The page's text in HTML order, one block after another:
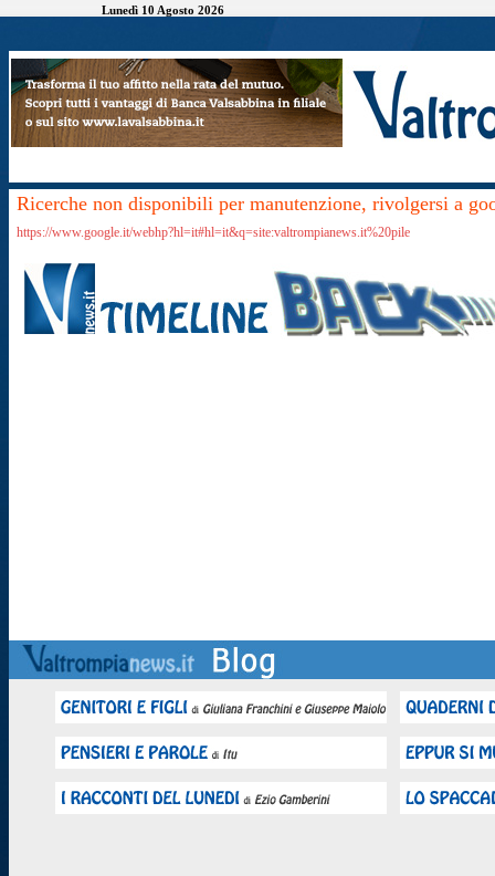
Lunedì 10 Agosto 2026
Ricerche non disponibili per manutenzione, rivolgersi a
https://www.google.it/webhp?hl=it#hl=it&q=site:valtrompianews.it%20pile